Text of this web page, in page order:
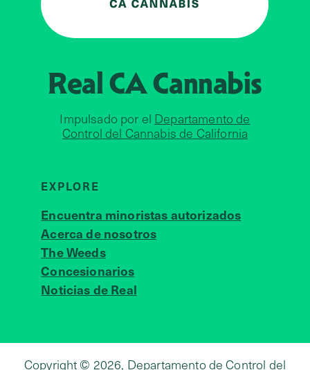
Real CACannabis
Impulsado por el Departamento de
Control del Cannabis de California
EXPLORE
Encuentra minoristas autorizados
Acerca de nosotros
The Weeds
Concesionarios
Noticias de Real
Copyright © 2026, Departamento de Control del